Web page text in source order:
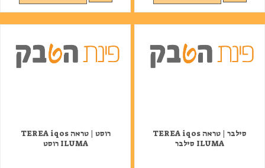
סילבר | טראה TEREA iqos
ILUMA סילבר
רוסט | טראה TEREA iqos
ILUMA רוסט